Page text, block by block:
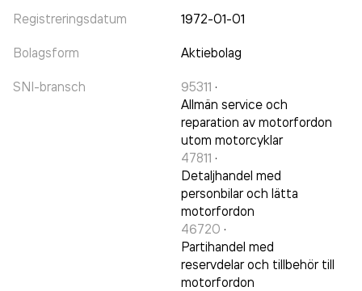
Registreringsdatum 1972-01-01
Bolagsform Aktiebolag
SNI-bransch 95311 ·
Allmän service och
reparation av motorfordon
utom motorcyklar
47811 ·
Detaljhandel med
personbilar och lätta
motorfordon
46720 ·
Partihandel med
reservdelar och tillbehör till
motorfordon